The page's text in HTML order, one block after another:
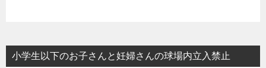
小学生以下のお子さんと妊婦さんの球場内立入禁止